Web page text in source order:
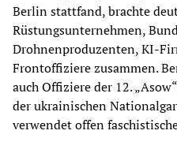
Berlin stattfand, brachte
Rüstungsunternehmen,
Drohnenproduzenten, KI-
Frontoffiziere zusammen.
auch Offiziere der 12.
der ukrainischen
verwendet offen